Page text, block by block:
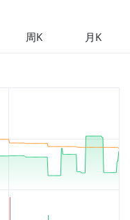
市盈率
-1.07
周K 月K